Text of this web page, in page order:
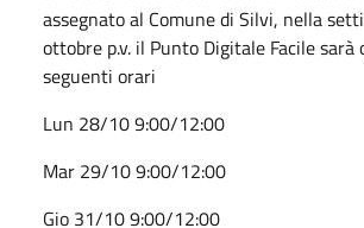
assegnato al Comune di Silvi, nella
ottobre p.v. il Punto Digitale Facile sarà
seguenti orari
Lun 28/10 9:00/12:00
Mar 29/10 9:00/12:00
Gio 31/10 9:00/12:00